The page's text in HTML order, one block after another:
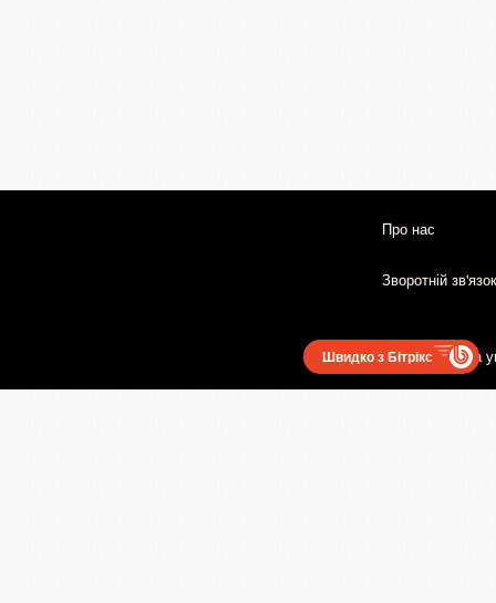
Про нас
Зворотній зв'язок
Користувацька
Швидко з Бітрікс